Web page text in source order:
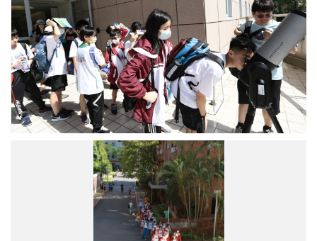
／
研
院
提
供
供
窺
天」
－
太
陽
觀
測。
圖
／
中
研